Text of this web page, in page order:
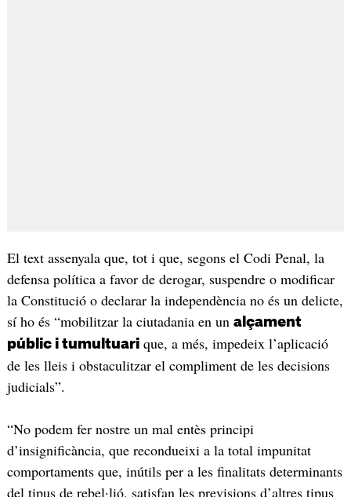
El text assenyala que, tot i que, segons el Codi Penal, la
defensa política a favor de derogar, suspendre o modificar
la Constitució o declarar la independència no és un delicte,
sí ho és “mobilitzar la ciutadania en un alçament
públic i tumultuarique, a més, impedeix l’aplicació
de les lleis i obstaculitzar el compliment de les decisions
judicials”.
“No podem fer nostre un mal entès principi
d’insignificància, que recondueixi a la total impunitat
comportaments que, inútils per a les finalitats determinants
del tipus de rebel·lió, satisfan les previsions d’altres tipus